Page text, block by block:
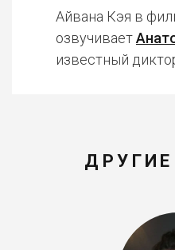
Айвана Кэя в
озвучивает
известный